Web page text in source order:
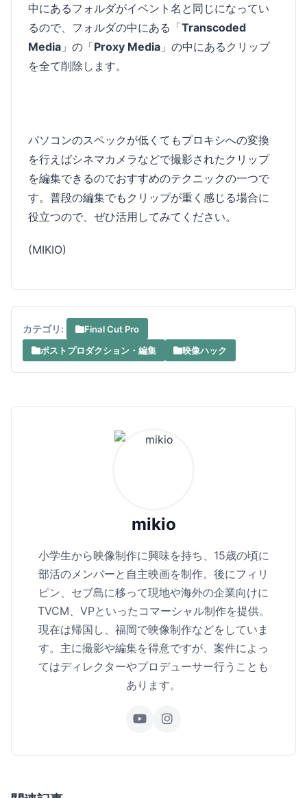
中にあるフォルダがイベント名と同じになってい
るので、フォルダの中にある「Transcoded
Media 」の「Proxy Media 」の中にあるクリップ
を全て削除します。
パソコンのスペックが低くてもプロキシへの変換
を行えばシネマカメラなどで撮影されたクリップ
を編集できるのでおすすめのテクニックの一つで
す。普段の編集でもクリップが重く感じる場合に
役立つので、ぜひ活用してみてください。
(MIKIO)
カテゴリ:
Final Cut Pro
ポストプロダクション・編集
映像ハック
mikio
小学生から映像制作に興味を持ち、15歳の頃に
部活のメンバーと自主映画を制作。後にフィリ
ピン、セブ島に移って現地や海外の企業向けに
TVCM、VPといったコマーシャル制作を提供。
現在は帰国し、福岡で映像制作などをしていま
す。主に撮影や編集を得意ですが、案件によっ
てはディレクターやプロデューサー行うことも
あります。